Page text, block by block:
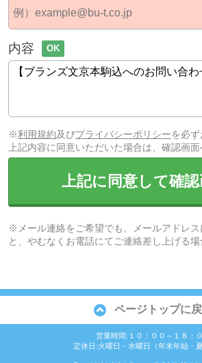
内容 OK
※利用規約及びプライバシーポリシーを必ず
上記内容に同意いただいた場合は、確認画面
上記に同意して確
※メール連絡をご希望でも、メールアドレ
と、やむなくお電話にてご連絡差し上げる場
ページトップに
営業時間:１０：００～１８：
定休日:火曜日・水曜日（年末年始・夏